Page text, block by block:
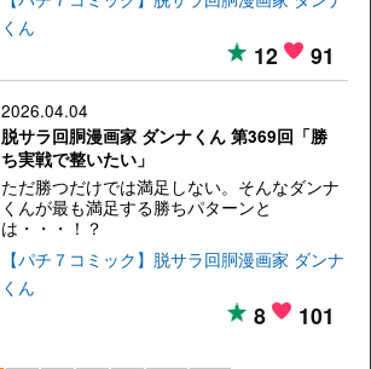
くん
12 91
2026.04.04
脱サラ回胴漫画家 ダンナくん 第369回「勝
ち実戦で整いたい」
ただ勝つだけでは満足しない。そんなダンナ
くんが最も満足する勝ちパターンと
は・・・！？
【パチ７コミック】脱サラ回胴漫画家 ダンナ
くん
8 101